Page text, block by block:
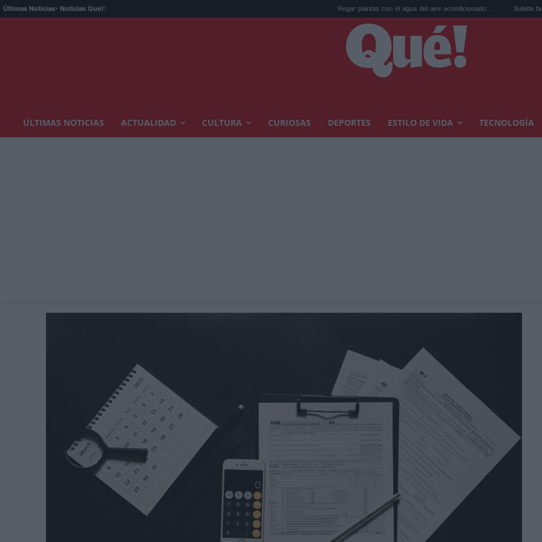
Últimas Noticias- Noticias Que!: Regar plantas con el agua del aire acondicionado: ... Subida factura luz por el
ÚLTIMAS NOTICIAS ACTUALIDAD CULTURA CURIOSAS DEPORTES ESTILO DE VIDA TECNOLOGÍA